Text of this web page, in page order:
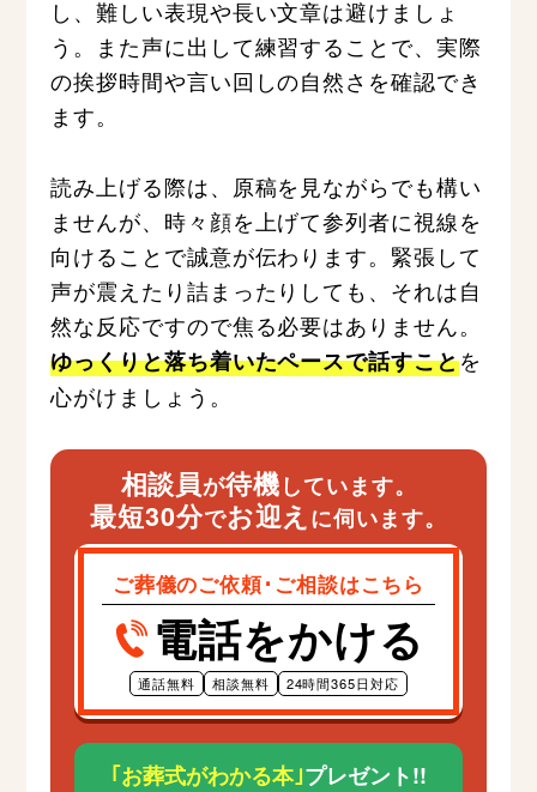
し、難しい表現や長い文章は避けましょ
う。また声に出して練習することで、実際
の挨拶時間や言い回しの自然さを確認でき
ます。
読み上げる際は、原稿を見ながらでも構い
ませんが、時々顔を上げて参列者に視線を
向けることで誠意が伝わります。緊張して
声が震えたり詰まったりしても、それは自
然な反応ですので焦る必要はありません。
ゆっくりと落ち着いたペースで話すことを
心がけましょう。
相談員が待機しています。
最短30分でお迎えに伺います。
ご葬儀のご依頼･ご相談はこちら
電話をかける
通話無料 相談無料 24時間365日対応
｢お葬式がわかる本｣プレゼント!!